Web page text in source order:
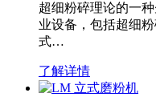
超细粉碎理论的一
业设备，包括超细
式…
了解详情